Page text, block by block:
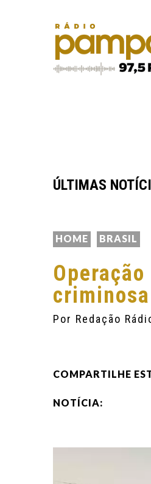
ÚLTIMAS
PARA ATUAÇÃO
HOME BRASIL
Por Redação
COMPARTILHE
NOTÍCIA: